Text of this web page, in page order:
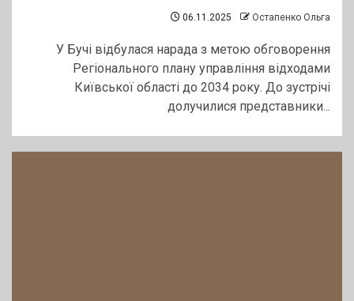
06.11.2025 Остапенко Ольга
У Бучі відбулася нарада з метою обговорення
Регіонального плану управління відходами
Київської області до 2034 року. До зустрічі
долучилися представники...